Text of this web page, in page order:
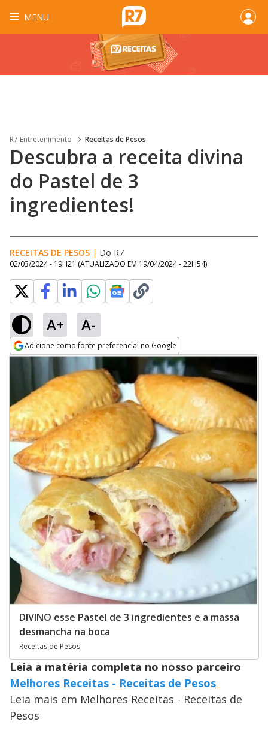
MENU
R7 Entretenimento Receitas de Pesos
Descubra a receita divina
do Pastel de 3
ingredientes!
RECEITAS DE PESOS | Do R7
02/03/2024 - 19H21 (ATUALIZADO EM 19/04/2024 - 22H54)
A+ A-
Adicione como fonte preferencial no Google
DIVINO esse Pastel de 3 ingredientes e a massa
desmancha na boca
Receitas de Pesos
Leia a matéria completa no nosso parceiro
Melhores Receitas - Receitas de Pesos
Leia mais em Melhores Receitas - Receitas de
Pesos